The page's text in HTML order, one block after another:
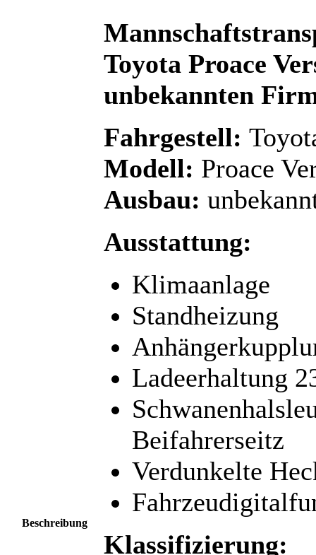
Beschreibung
Toyota Proace
unbekannten
Fahrgestell:
Modell: Proace
Ausbau:
Ausstattung:
Klimaanlage
Standheizung
Ladeerhaltung
Beifahrerseitz
Verdunkelte
Klassifizierung: